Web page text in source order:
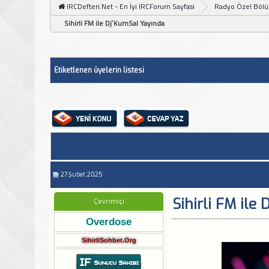
IRCDefteri.Net - En İyi IRCForum Sayfasi
Radyo Özel
Sihirli FM ile Dj`KumSal Yayında
Etiketlenen üyelerin listesi
27.Şubat.2025
Çevrimiçi
Overdose
SihirliSohbet.Org
Sihirli FM ile